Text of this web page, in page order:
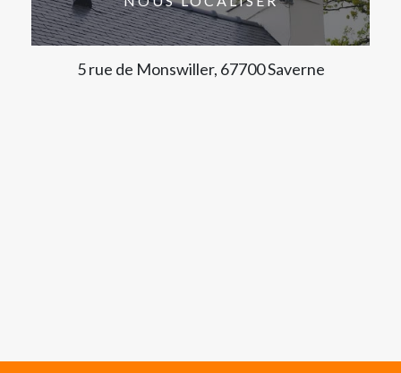
5 rue de Monswiller, 67700 Saverne